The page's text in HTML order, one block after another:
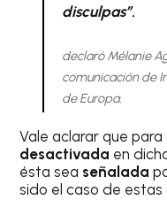
disculpas”.
declaró Mélanie
comunicación de
de Europa.
Vale aclarar que para
desactivada en
ésta sea señalada
sido el caso de estas